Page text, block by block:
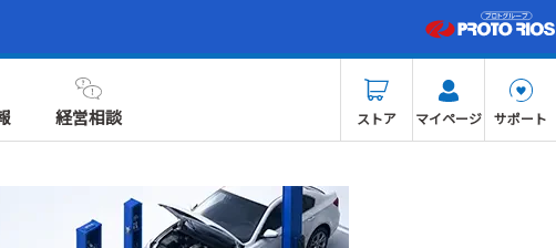
経営相談 ストア マイページ サポート